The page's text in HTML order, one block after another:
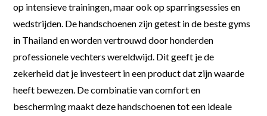
op intensieve trainingen, maar ook op sparringsessies en
wedstrijden. De handschoenen zijn getest in de beste gyms
in Thailand en worden vertrouwd door honderden
professionele vechters wereldwijd. Dit geeft je de
zekerheid dat je investeert in een product dat zijn waarde
heeft bewezen. De combinatie van comfort en
bescherming maakt deze handschoenen tot een ideale